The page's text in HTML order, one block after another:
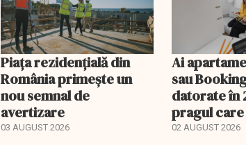
Piața rezidențială din
România primește un
nou semnal de
avertizare
03 AUGUST 2026
Ai
sau
datorate în
pragul
regimul fiscal
02 AUGUST 2026